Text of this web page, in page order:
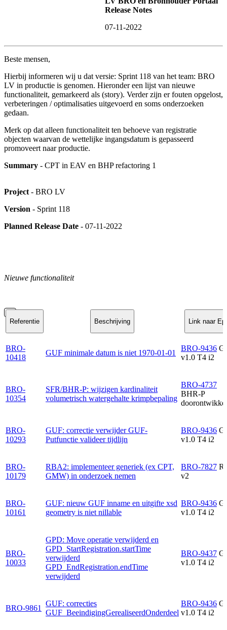
Release Notes
07-11-2022
Beste mensen,
Hierbij informeren wij u dat versie: Sprint 118 van het team: BRO
LV in productie is genomen. Hieronder een lijst van nieuwe
functionaliteit, gemarkeerd als (story). Verder zijn er fouten opgelost,
verbeteringen / optimalisaties uitgevoerd en soms onderzoeken
gedaan.
Merk op dat alleen functionaliteit ten behoeve van registratie
objecten waarvan de wettelijke ingangsdatum is gepasseerd
promoveert naar productie.
Summary - CPT in EAV en BHP refactoring 1
Project - BRO LV
Version - Sprint 118
Planned Release Date - 07-11-2022
Nieuwe functionaliteit
Referentie Beschrijving Link naar
BRO-
10418
GUF minimale datum is niet 1970-01-01
BRO-9436
v1.0 T4 i2
BRO-
10354
SFR/BHR-P: wijzigen kardinaliteit
volumetrisch watergehalte krimpbepaling
BRO-4737
BHR-P
BRO-
10293
GUF: correctie verwijder GUF-
Putfunctie valideer tijdlijn
BRO-9436
v1.0 T4 i2
BRO-
10179
RBA2: implementeer generiek (ex CPT,
GMW) in onderzoek nemen
BRO-7827
v2
BRO-
10161
GUF: nieuw GUF inname en uitgifte xsd
geometry is niet nillable
BRO-9436
v1.0 T4 i2
BRO-
10033
GPD: Move operatie verwijderd en
GPD_StartRegistration.startTime
verwijderd
GPD_EndRegistration.endTime
verwijderd
BRO-9437
v1.0 T4 i2
BRO-9861
GUF: correcties
GUF_BeeindigingGerealiseerdOnderdeel
BRO-9436
v1.0 T4 i2